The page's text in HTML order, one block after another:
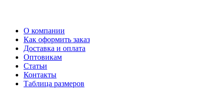
О компании
Как оформить заказ
Доставка и оплата
Оптовикам
Статьи
Контакты
Таблица размеров